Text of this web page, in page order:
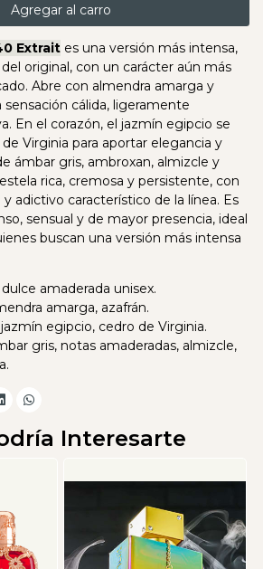
Agregar al carro
Extrait es una versión más intensa,
original, con un carácter aún más
Abre con almendra amarga y
sensación cálida, ligeramente
En el corazón, el jazmín egipcio se
Virginia para aportar elegancia y
ámbar gris, ambroxan, almizcle y
rica, cremosa y persistente, con
adictivo característico de la línea. Es
sensual y de mayor presencia, ideal
buscan una versión más intensa
amaderada unisex.
amarga, azafrán.
jazmín egipcio, cedro de Virginia.
gris, notas amaderadas, almizcle,
Interesarte